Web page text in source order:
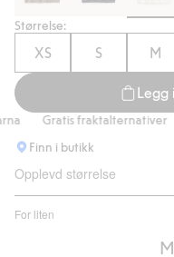
Størrelse:
XS S M
Legg
Gratis fraktalternativer
Finn i butikk
Opplevd størrelse
For liten
av